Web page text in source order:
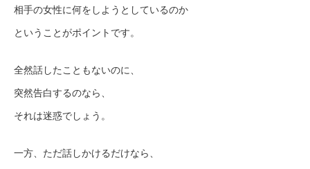
相手の女性に何をしようとしているのか
ということがポイントです。
全然話したこともないのに、
突然告白するのなら、
それは迷惑でしょう。
一方、ただ話しかけるだけなら、